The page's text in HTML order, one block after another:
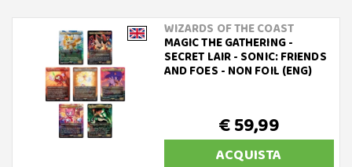
WIZARDS OF THE COAST
MAGIC THE GATHERING -
SECRET LAIR - SONIC: FRIENDS
AND FOES - NON FOIL (ENG)
€ 59,99
ACQUISTA